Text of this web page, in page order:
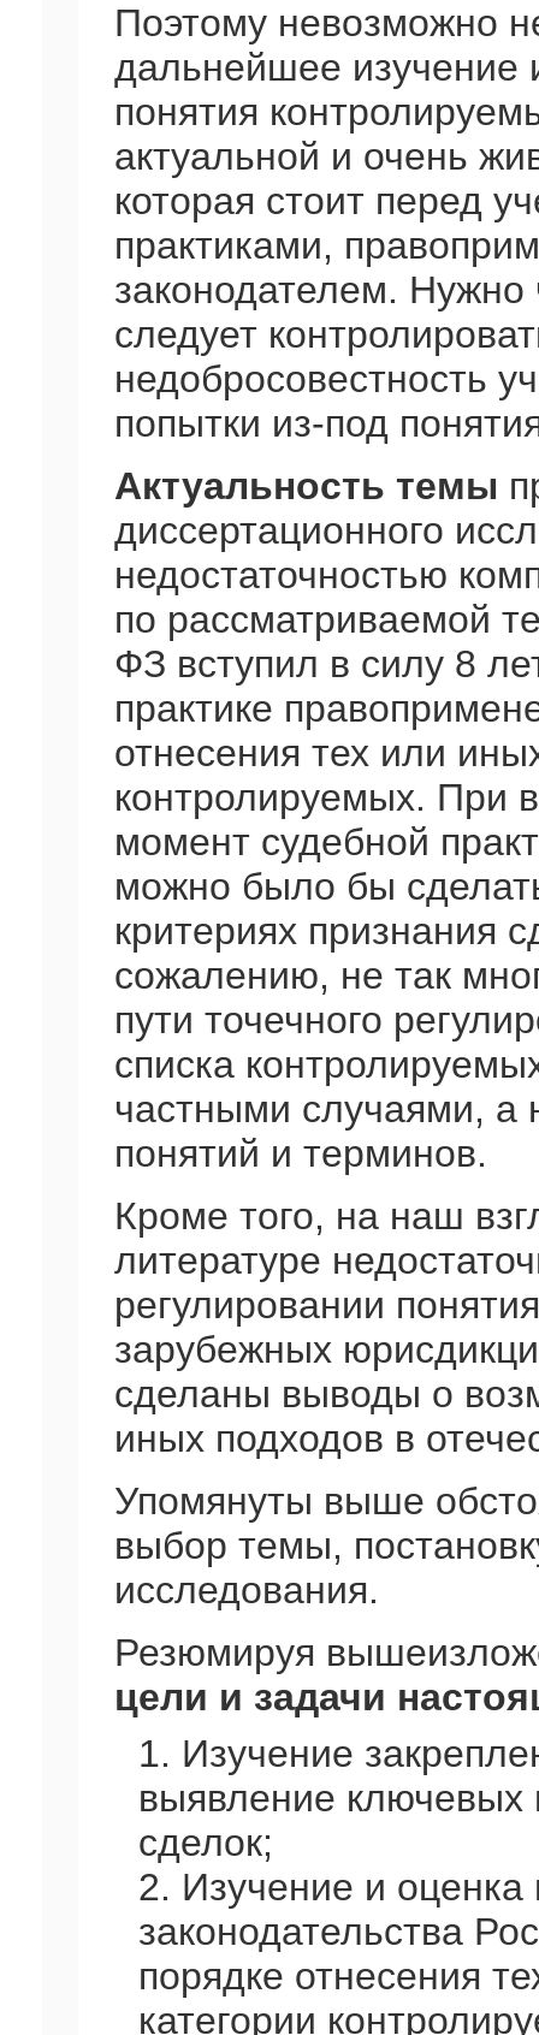
Поэтому невозможно
дальнейшее изучение
понятия
актуальной и очень
которая стоит перед
практиками,
законодателем. Нужно
следует
недобросовестность
попытки из-под
Актуальность темы
диссертационного
недостаточностью
по рассматриваемой
ФЗ вступил в силу 8
практике
отнесения тех или
контролируемых. При
момент судебной
можно было бы
критериях признания
сожалению, не так
пути точечного
списка
частными случаями,
понятий и терминов.
Кроме того, на наш
литературе
регулировании
зарубежных
сделаны выводы о
иных подходов в
Упомянуты выше
выбор темы,
исследования.
Резюмируя
цели и задачи
1. Изучение
выявление ключевых
сделок;
2. Изучение и
законодательства
порядке отнесения
категории